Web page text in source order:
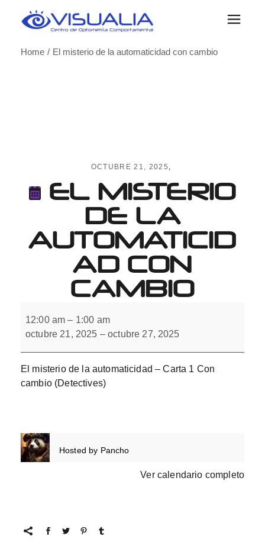
Home
El misterio de la automaticidad con cambio
OCTUBRE 21, 2025
EL MISTERIO
DE LA
AUTOMATICID
AD CON
CAMBIO
misterio
de
la
con
cambio
12:00 am – 1:00 am
octubre 21, 2025 –octubre 27, 2025
El misterio de la automaticidad – Carta 1 Con
cambio​ (Detectives)
Hosted by Pancho
Ver calendario completo